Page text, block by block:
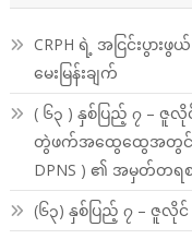
CRPH ရဲ့ အငြင်းပွား
မေးမြန်းချက်
( ၆၃ ) နှစ်ပြည့် ၇ – ဇူ
တွဲဖက်အထွေထွေအတွင်း
DPNS ) ၏ အမှတ်တရ
(၆၃) နှစ်ပြည့် ၇ – ဇူ